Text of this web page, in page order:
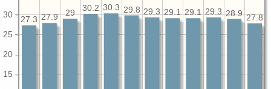
15
20
25
30 27.8
28.9
29.3
29.1
29.1
29.3
29.8
30.3
30.2
29
27.9
27.3